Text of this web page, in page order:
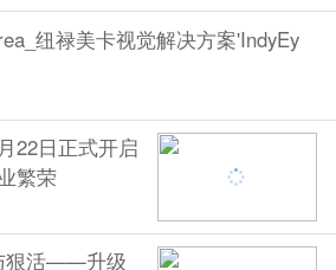
纽禄美卡视觉解决方案'IndyEy
22日正式开启
繁荣
狠活——升级